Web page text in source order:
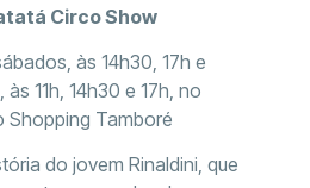
Circo Show
às 14h30, 17h e
11h, 14h30 e 17h, no
Tamboré
do jovem Rinaldini, que